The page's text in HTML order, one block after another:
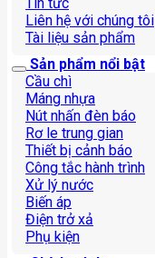
Tin tức
Liên hệ với chúng tôi
Tài liệu sản phẩm
Sản phẩm nổi bật
Cầu chì
Máng nhựa
Nút nhấn đèn báo
Rơ le trung gian
Thiết bị cảnh báo
Công tắc hành trình
Xử lý nước
Biến áp
Điện trở xả
Phụ kiện